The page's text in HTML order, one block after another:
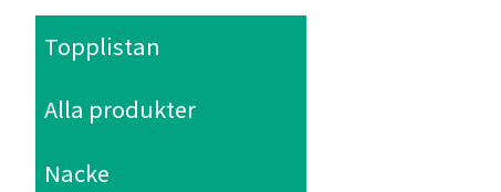
Topplistan
Alla produkter
Nacke